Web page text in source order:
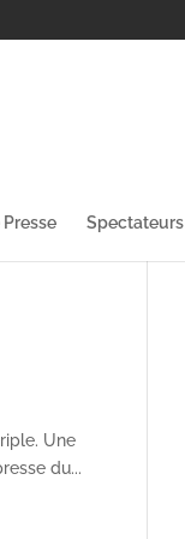
Spectateurs
Une
du...